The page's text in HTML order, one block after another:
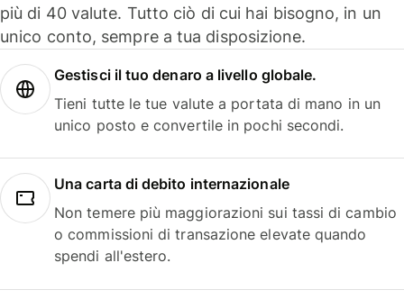
più di 40 valute. Tutto ciò di cui hai bisogno, in un
unico conto, sempre a tua disposizione.
Gestisci il tuo denaro a livello globale.
Tieni tutte le tue valute a portata di mano in un
unico posto e convertile in pochi secondi.
Una carta di debito internazionale
Non temere più maggiorazioni sui tassi di cambio
o commissioni di transazione elevate quando
spendi all'estero.